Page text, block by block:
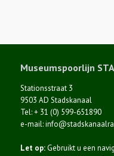
Museumspoorlijn
Stationsstraat 3
9503 AD Stadskanaal
Tel: + 31 (0) 599-651890
e-mail:
Let op:Gebruikt u een